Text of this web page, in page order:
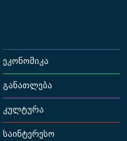
ეკონომიკა
განათლება
კულტურა
საინტერესო